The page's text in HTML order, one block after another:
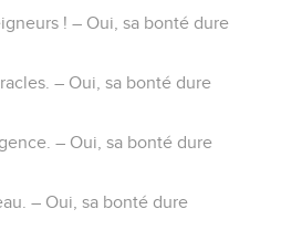
! – Oui, sa bonté dure
– Oui, sa bonté dure
– Oui, sa bonté dure
– Oui, sa bonté dure